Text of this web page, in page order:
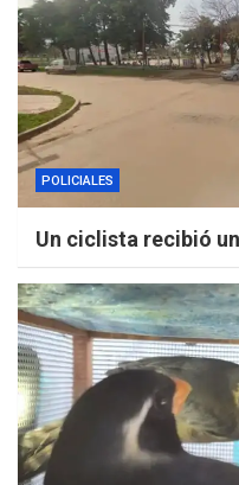
POLICIALES
Un ciclista recibió